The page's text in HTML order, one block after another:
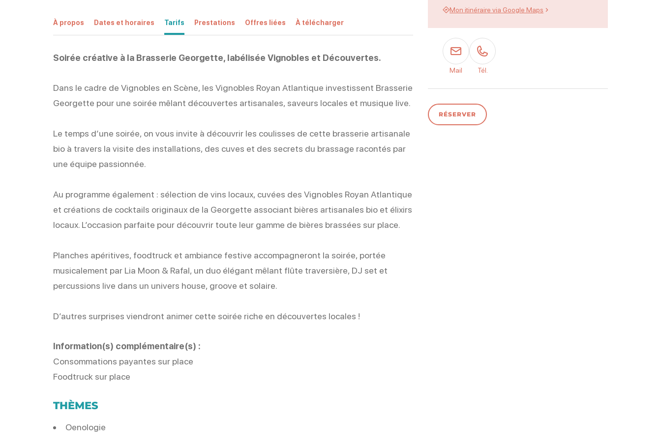
À propos Dates et horaires Tarifs Prestations Offres liées À télécharger
Soirée créative à la Brasserie Georgette, labélisée Vignobles et Découvertes.
Dans le cadre de Vignobles en Scène, les Vignobles Royan Atlantique investissent Brasserie
Georgette pour une soirée mêlant découvertes artisanales, saveurs locales et musique live.
Le temps d’une soirée, on vous invite à découvrir les coulisses de cette brasserie artisanale
bio à travers la visite des installations, des cuves et des secrets du brassage racontés par
une équipe passionnée.
Au programme également : sélection de vins locaux, cuvées des Vignobles Royan Atlantique
et créations de cocktails originaux de la Georgette associant bières artisanales bio et élixirs
locaux. L’occasion parfaite pour découvrir toute leur gamme de bières brassées sur place.
Planches apéritives, foodtruck et ambiance festive accompagneront la soirée, portée
musicalement par Lia Moon & Rafal, un duo élégant mêlant flûte traversière, DJ set et
percussions live dans un univers house, groove et solaire.
D’autres surprises viendront animer cette soirée riche en découvertes locales !
Information(s) complémentaire(s) :
Consommations payantes sur place
Foodtruck sur place
THÈMES
Oenologie
Mon itinéraire via Google Maps
Mail Tél.
RÉSERVER